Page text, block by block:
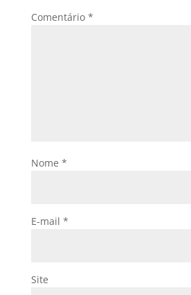
Comentário *
Nome *
E-mail *
Site